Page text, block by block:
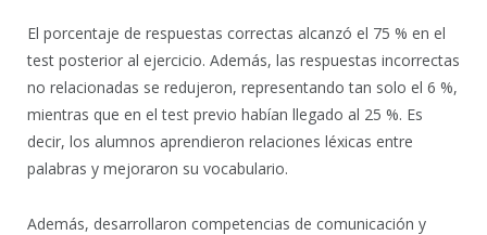
El porcentaje de respuestas correctas alcanzó el 75 % en el
test posterior al ejercicio. Además, las respuestas incorrectas
no relacionadas se redujeron, representando tan solo el 6 %,
mientras que en el test previo habían llegado al 25 %. Es
decir, los alumnos aprendieron relaciones léxicas entre
palabras y mejoraron su vocabulario.
Además, desarrollaron competencias de comunicación y